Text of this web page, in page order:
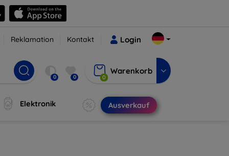
Reklamation Kontakt Login
0 0 0
Warenkorb
Elektronik Ausverkauf